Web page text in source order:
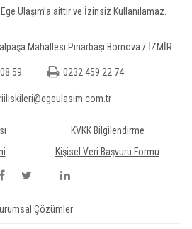
Ulaşım’a aittir ve İzinsiz Kullanılamaz.
Mahallesi Pınarbaşı Bornova / İZMİR
59 0232 459 22 74
KVKK Bilgilendirme
Kişisel Veri Başvuru Formu
Çözümler